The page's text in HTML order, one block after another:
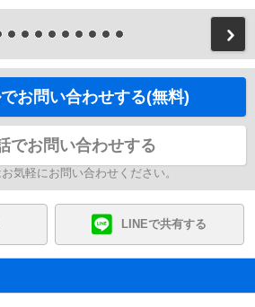
お問い合わせする(無料)
でお問い合わせする
気軽にお問い合わせください。
LINEで共有する